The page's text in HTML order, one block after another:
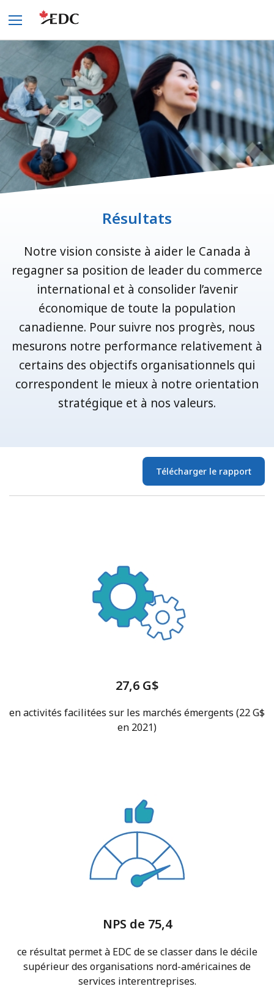
Résultats
Notre vision consiste à aider le Canada à
regagner sa position de leader du commerce
international et à consolider l’avenir
économique de toute la population
canadienne. Pour suivre nos progrès, nous
mesurons notre performance relativement à
certains des objectifs organisationnels qui
correspondent le mieux à notre orientation
stratégique et à nos valeurs.
Télécharger le rapport
27,6 G$
en activités facilitées sur les marchés émergents (22 G$
en 2021)
NPS de 75,4
ce résultat permet à EDC de se classer dans le décile
supérieur des organisations nord-américaines de
services interentreprises.